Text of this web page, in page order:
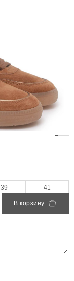
39 41
В корзину